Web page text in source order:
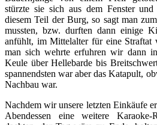
stürzte sie sich aus dem Fenster
diesem Teil der Burg, so sagt man
mussten, bzw. durften dann einige
anfühlt, im Mittelalter für eine Straftat
man sich wehrte erfuhren wir dann
Keule über Hellebarde bis
spannendsten war aber das Katapult,
Nachbau war.
Nachdem wir unsere letzten Einkäufe
Abendessen eine weitere